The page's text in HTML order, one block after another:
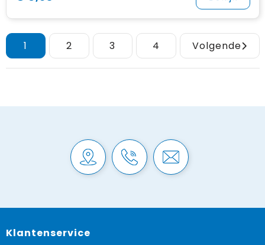
1 2 3 4 Volgende
Klantenservice